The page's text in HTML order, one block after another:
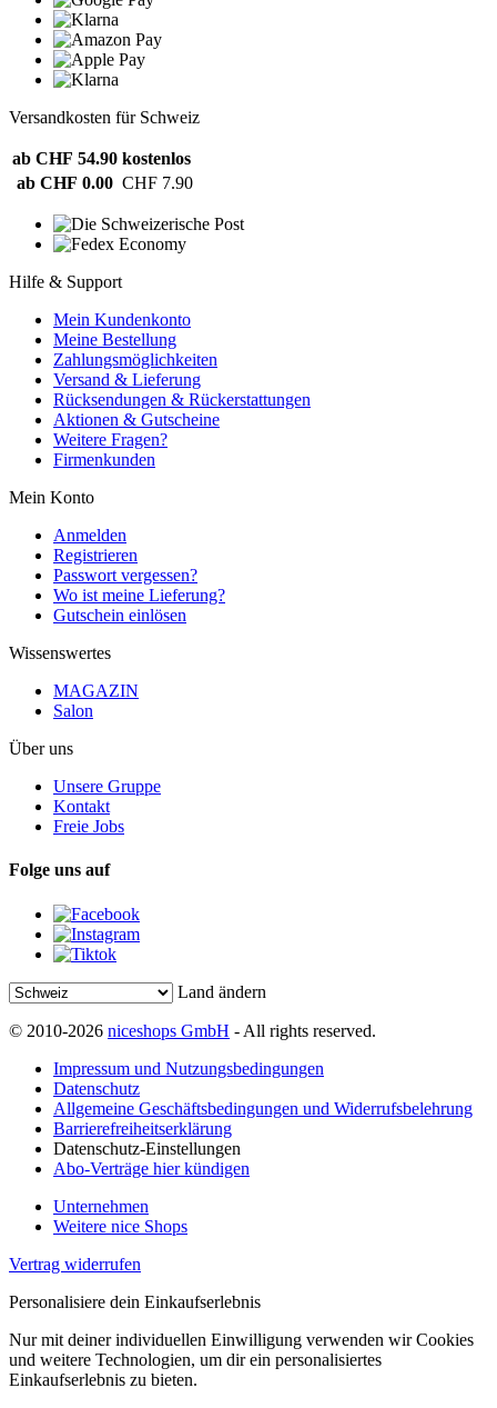
Versandkosten für Schweiz
ab CHF 54.90 kostenlos
ab CHF 0.00 CHF 7.90
Hilfe & Support
Mein Kundenkonto
Meine Bestellung
Zahlungsmöglichkeiten
Versand & Lieferung
Rücksendungen & Rückerstattungen
Aktionen & Gutscheine
Weitere Fragen?
Firmenkunden
Mein Konto
Anmelden
Registrieren
Passwort vergessen?
Wo ist meine Lieferung?
Gutschein einlösen
Wissenswertes
MAGAZIN
Salon
Über uns
Unsere Gruppe
Kontakt
Freie Jobs
Folge uns auf
Land ändern
© 2010-2026 niceshops GmbH - All rights reserved.
Impressum und Nutzungsbedingungen
Datenschutz
Allgemeine Geschäftsbedingungen und Widerrufsbelehrung
Barrierefreiheitserklärung
Datenschutz-Einstellungen
Abo-Verträge hier kündigen
Unternehmen
Weitere nice Shops
Vertrag widerrufen
Personalisiere dein Einkaufserlebnis
Nur mit deiner individuellen Einwilligung verwenden wir Cookies
und weitere Technologien, um dir ein personalisiertes
Einkaufserlebnis zu bieten.